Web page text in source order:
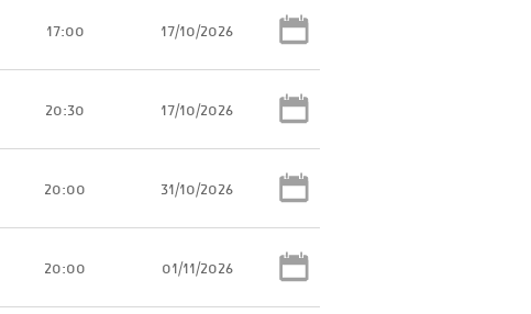
17/10/2026
17:00
17/10/2026
20:30
31/10/2026
20:00
01/11/2026
20:00